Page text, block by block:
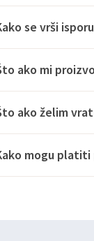
se vrši
ako mi
ako želim
mogu platiti